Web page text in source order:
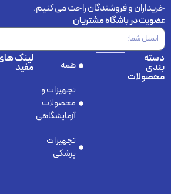
و فروشندگان راحت می کنیم.
در باشگاه مشتریان
همه
تجهیزات و
محصولات
آزمایشگاهی
تجهیزات
پزشکی
لینک های
مفید